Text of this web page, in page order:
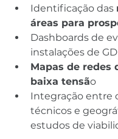
Identificação das
áreas para
Dashboards de
instalações de GD
Mapas de redes
baixa tensão
Integração entre
técnicos e
estudos de